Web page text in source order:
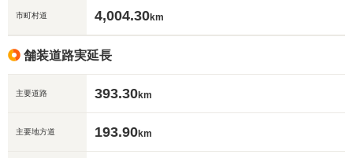
市町村道 4,004.30km
舗装道路実延長
主要道路 393.30km
主要地方道 193.90km